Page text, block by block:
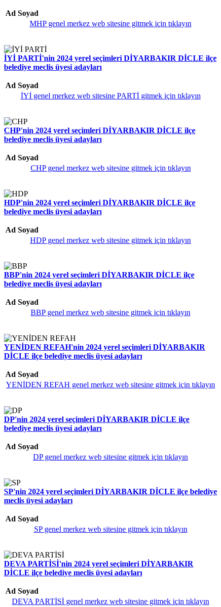
Ad Soyad
MHP genel merkez web sitesine gitmek için tıklayın
İYİ PARTİ'nin 2024 yerel seçimleri DİYARBAKIR DİCLE ilçe
belediye meclis üyesi adayları
Ad Soyad
İYİ genel merkez web sitesine PARTİ gitmek için tıklayın
CHP'nin 2024 yerel seçimleri DİYARBAKIR DİCLE ilçe
belediye meclis üyesi adayları
Ad Soyad
CHP genel merkez web sitesine gitmek için tıklayın
HDP'nin 2024 yerel seçimleri DİYARBAKIR DİCLE ilçe
belediye meclis üyesi adayları
Ad Soyad
HDP genel merkez web sitesine gitmek için tıklayın
BBP'nin 2024 yerel seçimleri DİYARBAKIR DİCLE ilçe
belediye meclis üyesi adayları
Ad Soyad
BBP genel merkez web sitesine gitmek için tıklayın
YENİDEN REFAH'nin 2024 yerel seçimleri DİYARBAKIR
DİCLE ilçe belediye meclis üyesi adayları
Ad Soyad
YENİDEN REFAH genel merkez web sitesine gitmek için tıklayın
DP'nin 2024 yerel seçimleri DİYARBAKIR DİCLE ilçe
belediye meclis üyesi adayları
Ad Soyad
DP genel merkez web sitesine gitmek için tıklayın
SP'nin 2024 yerel seçimleri DİYARBAKIR DİCLE ilçe belediye
meclis üyesi adayları
Ad Soyad
SP genel merkez web sitesine gitmek için tıklayın
DEVA PARTİSİ'nin 2024 yerel seçimleri DİYARBAKIR
DİCLE ilçe belediye meclis üyesi adayları
Ad Soyad
DEVA PARTİSİ genel merkez web sitesine gitmek için tıklayın